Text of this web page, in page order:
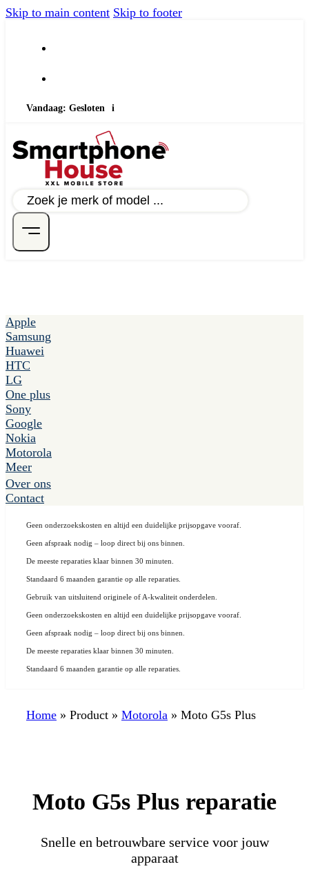
Skip to main content Skip to footer
Vandaag: Gesloten i
Apple
Samsung
Huawei
HTC
LG
One plus
Sony
Google
Nokia
Motorola
Meer
Over ons
Contact
Geen onderzoekskosten en altijd een duidelijke prijsopgave vooraf.
Geen afspraak nodig – loop direct bij ons binnen.
De meeste reparaties klaar binnen 30 minuten.
Standaard 6 maanden garantie op alle reparaties.
Gebruik van uitsluitend originele of A-kwaliteit onderdelen.
Geen onderzoekskosten en altijd een duidelijke prijsopgave vooraf.
Geen afspraak nodig – loop direct bij ons binnen.
De meeste reparaties klaar binnen 30 minuten.
Standaard 6 maanden garantie op alle reparaties.
Home » Product » Motorola » Moto G5s Plus
Moto G5s Plus reparatie
Snelle en betrouwbare service voor jouw
apparaat